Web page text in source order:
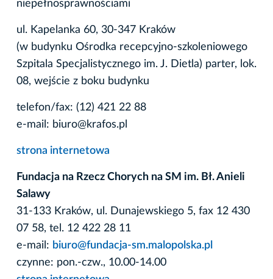
niepełnosprawnościami
ul. Kapelanka 60, 30-347 Kraków
(w budynku Ośrodka recepcyjno-szkoleniowego
Szpitala Specjalistycznego im. J. Dietla) parter, lok.
08, wejście z boku budynku
telefon/fax: (12) 421 22 88
e-mail: biuro@krafos.pl
strona internetowa
Fundacja na Rzecz Chorych na SM im. Bł. Anieli
Salawy
31-133 Kraków, ul. Dunajewskiego 5, fax 12 430
07 58, tel. 12 422 28 11
e-mail: biuro@fundacja-sm.malopolska.pl
czynne: pon.-czw., 10.00-14.00